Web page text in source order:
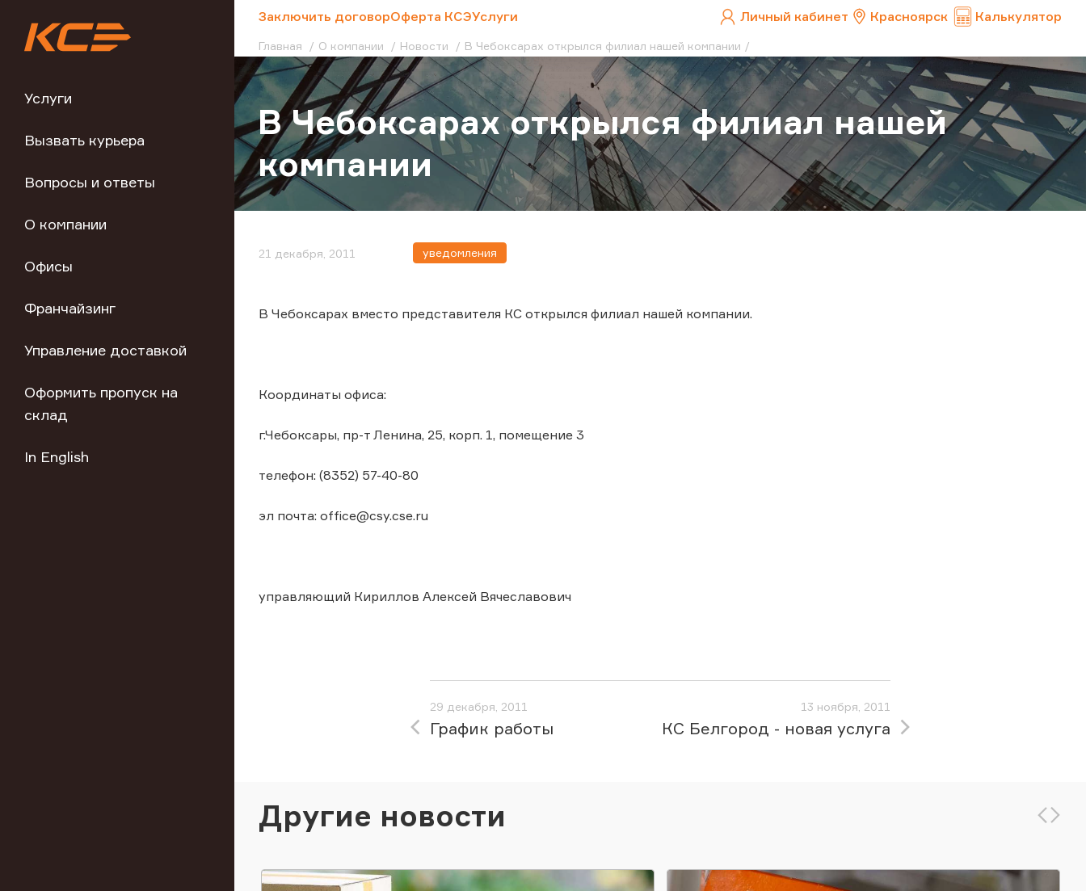
Услуги
Вызвать курьера
Вопросы и ответы
О компании
Офисы
Франчайзинг
Управление доставкой
Оформить пропуск на
склад
In English
Заключить договорОферта КСЭУслуги Личный кабинет Красноярск Калькулятор
Главная О компании Новости В Чебоксарах открылся филиал нашей компании
В Чебоксарах открылся филиал нашей
компании
21 декабря, 2011 уведомления
В Чебоксарах вместо представителя КС открылся филиал нашей компании.
Координаты офиса:
г.Чебоксары, пр-т Ленина, 25, корп. 1, помещение 3
телефон: (8352) 57-40-80
эл почта: office@csy.cse.ru
управляющий Кириллов Алексей Вячеславович
29 декабря, 2011
График работы
13 ноября, 2011
КС Белгород - новая услуга
Другие новости